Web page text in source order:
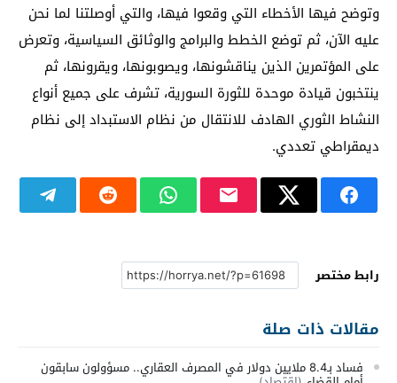
وتوضح فيها الأخطاء التي وقعوا فيها، والتي أوصلتنا لما نحن
عليه الآن، ثم توضع الخطط والبرامج والوثائق السياسية، وتعرض
على المؤتمرين الذين يناقشونها، ويصوبونها، ويقرونها، ثم
ينتخبون قيادة موحدة للثورة السورية، تشرف على جميع أنواع
النشاط الثوري الهادف للانتقال من نظام الاستبداد إلى نظام
ديمقراطي تعددي.
رابط مختصر
مقالات ذات صلة
فساد بـ8.4 ملايين دولار في المصرف العقاري.. مسؤولون سابقون